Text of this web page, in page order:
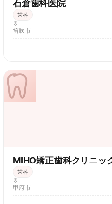
石倉歯科医院
歯科
笛吹市
MIHO矯正歯科クリニッ
歯科
甲府市